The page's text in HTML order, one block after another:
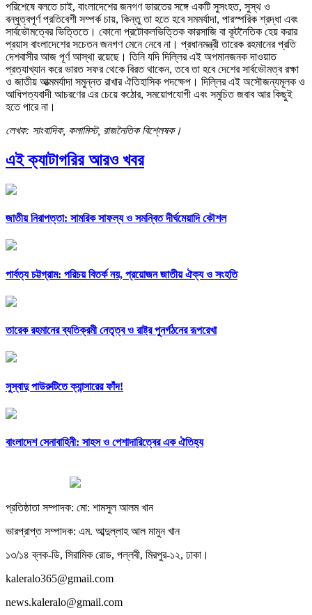
পরিশেষে বলতে চাই, বাংলাদেশের জনগণ ভারতের সঙ্গে একটি সুসংহত, সুস্থ ও
বন্ধুত্বপূর্ণ প্রতিবেশী সম্পর্ক চায়, কিন্তু তা হতে হবে সমমর্যাদা, পারস্পরিক শ্রদ্ধা এবং
সার্বভৌমত্বের ভিত্তিতে। কোনো প্রটোকলভিত্তিক কারসাজি বা কূটনৈতিক হেয় করার
প্রয়াস বাংলাদেশের সচেতন জনগণ মেনে নেবে না। প্রধানমন্ত্রী তারেক রহমানের প্রতি
দেশবাসীর আজ পূর্ণ আস্থা রয়েছে। তিনি যদি দিল্লির এই অপমানজনক দাওয়াত
প্রত্যাখ্যান করে ভারত সফর থেকে বিরত থাকেন, তবে তা হবে দেশের সার্বভৌমত্ব রক্ষা
ও জাতীয় আত্মমর্যাদা সমুন্নত রাখার ঐতিহাসিক পদক্ষেপ। দিল্লির এই অসৌজন্যমূলক ও
আধিপত্যবাদী আচরণের এর চেয়ে কঠোর, সময়োপযোগী এবং সমুচিত জবাব আর কিছুই
হতে পারে না।
লেখক: সাংবাদিক, কলামিস্ট, রাজনৈতিক বিশ্লেষক।
এই ক্যাটাগরির আরও খবর
জাতীয় নিরাপত্তা: সামরিক সাফল্য ও সমন্বিত দীর্ঘমেয়াদি কৌশল
পার্বত্য চট্টগ্রাম: পরিচয় বিতর্ক নয়, প্রয়োজন জাতীয় ঐক্য ও সংহতি
তারেক রহমানের ব্যতিক্রমী নেতৃত্ব ও রাষ্ট্র পুনর্গঠনের রূপরেখা
সুস্বাদু পাউরুটিতে ক্যান্সারের ফাঁদ!
বাংলাদেশ সেনাবাহিনী: সাহস ও পেশাদারিত্বের এক ঐতিহ্য
প্রতিষ্ঠাতা সম্পাদক: মো: শামসুল আলম খান
ভারপ্রাপ্ত সম্পাদক: এম. আব্দুল্লাহ আল মামুন খান
১৩/১৪ ব্লক-ডি, সিরামিক রোড, পল্লবী, মিরপুর-১২, ঢাকা।
kaleralo365@gmail.com
news.kaleralo@gmail.com